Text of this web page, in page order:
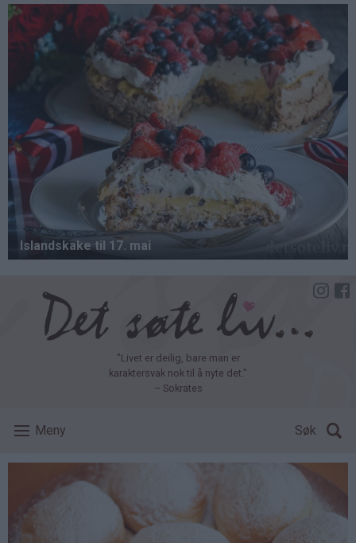
Hopp
hovedinnhold
"Livet er deilig, bare man er
karaktersvak nok til å nyte det."
– Sokrates
Meny Søk